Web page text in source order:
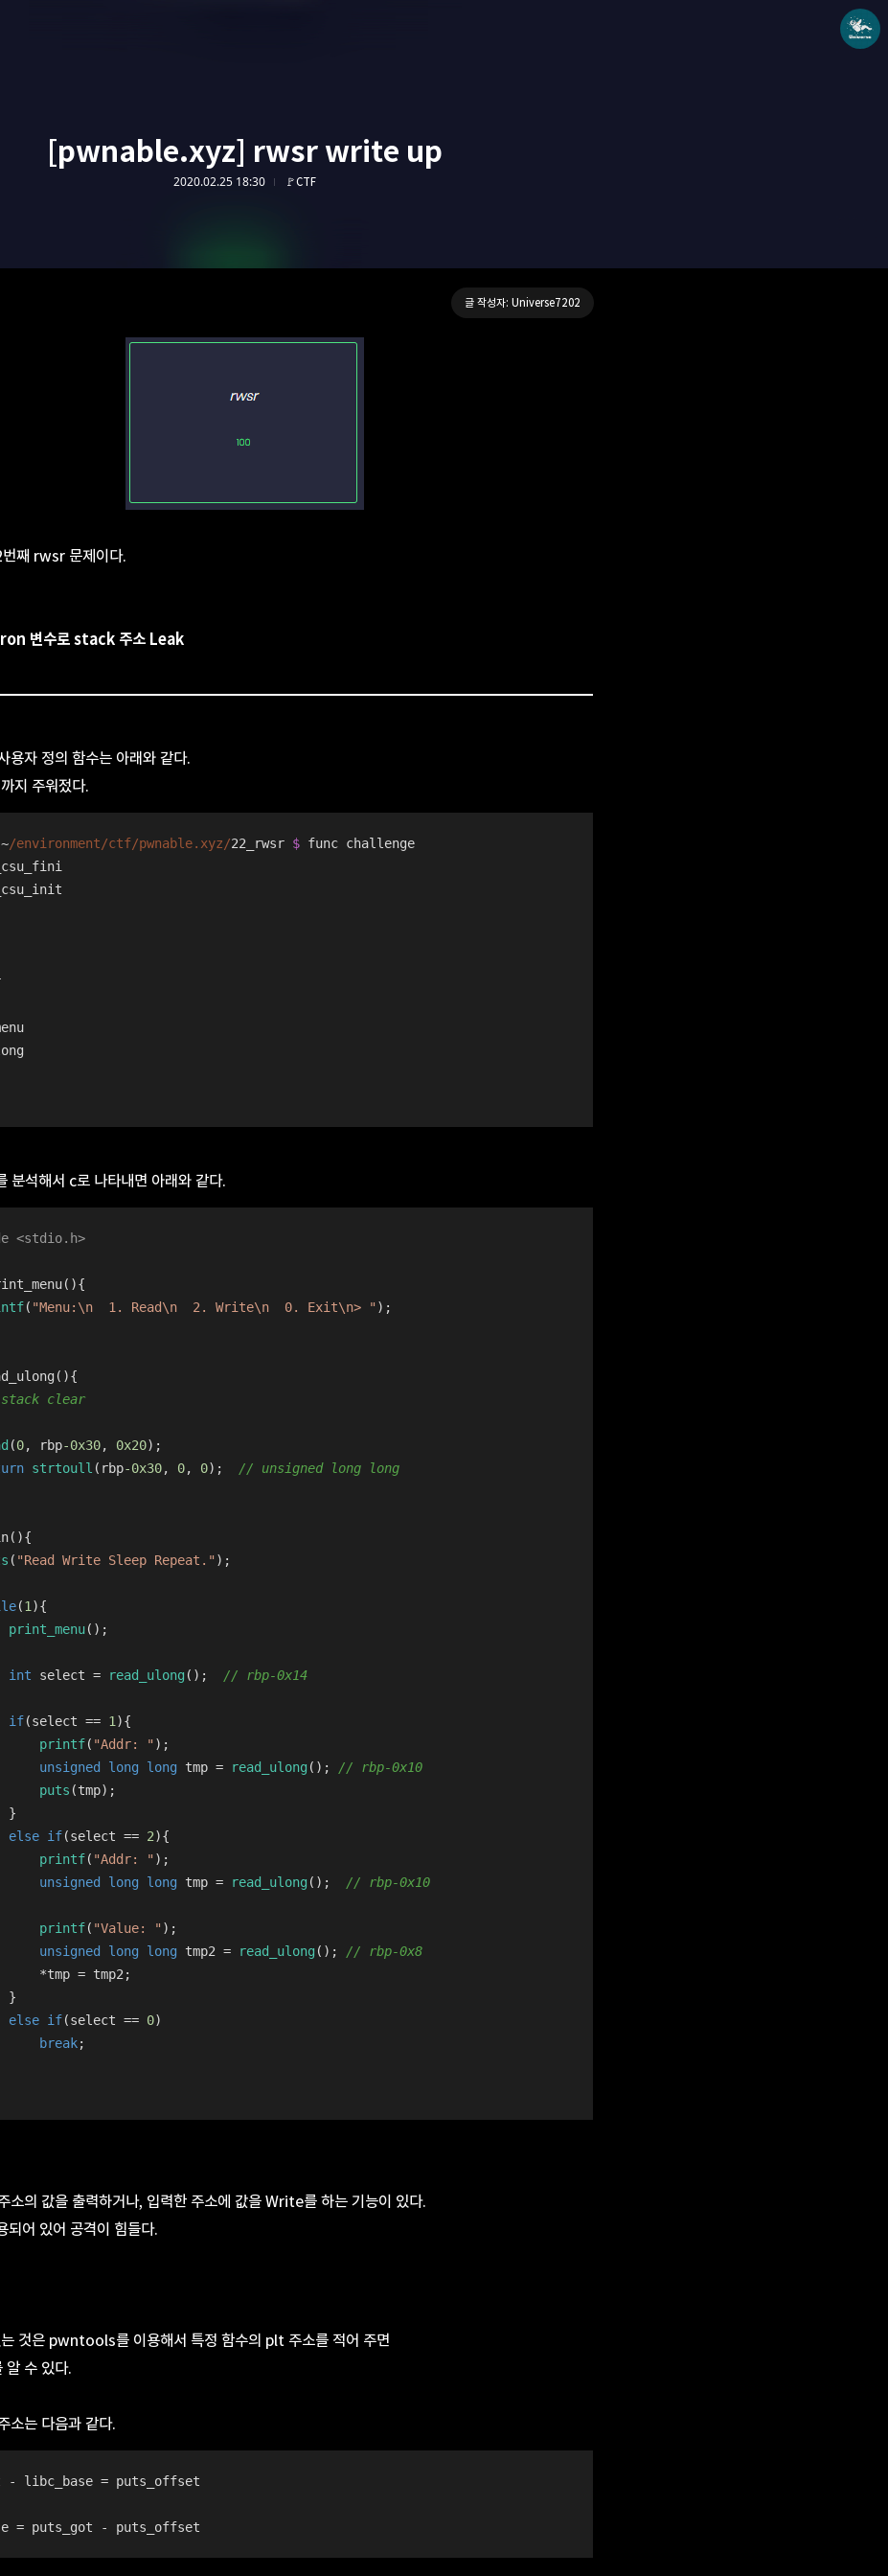
[pwnable.xyz] rwsr write up
2020.02.25 18:30 🚩CTF
글 작성자: Universe7202
째 rwsr 문제이다.
변수로 stack 주소 Leak
용자 정의 함수는 아래와 같다.
지 주워젔다.
~/environment/ctf/pwnable.xyz/22_rwsr $ func challenge
분석해서 c로 나타내면 아래와 같다.
<stdio.h>
(){
( "Menu:\n  1. Read\n  2. Write\n  0. Exit\n> " );
(){
clear
(0, rbp-0x30, 0x20);
strtoull (rbp-0x30, 0, 0); // unsigned long long
(){
( "Read Write Sleep Repeat." );
(1 ){
print_menu();
int select = read_ulong (); // rbp-0x14
if(select == 1 ){
printf( "Addr: " );
unsigned
long long tmp = read_ulong (); // rbp-0x10
puts (tmp);
}
else if(select == 2){
printf( "Addr: " );
unsigned
long long tmp = read_ulong (); // rbp-0x10
printf( "Value: " );
unsigned
long long tmp2 = read_ulong (); // rbp-0x8
*tmp = tmp2;
}
else if(select == 0)
break;
소의 값을 출력하거나, 입력한 주소에 값을 Write를 하는 기능이 있다.
되어 있어 공격이 힘들다.
는 것은 pwntools를 이용해서 특정 함수의 plt 주소를 적어 주면
알 수 있다.
는 다음과 같다.
- libc_base = puts_offset
= puts_got - puts_offset